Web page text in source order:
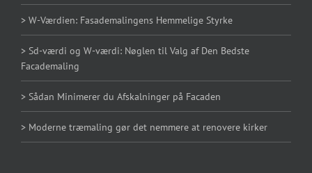
> W-Værdien: Fasademalingens Hemmelige Styrke
> Sd-værdi og W-værdi: Nøglen til Valg af Den Bedste
Facademaling
> Sådan Minimerer du Afskalninger på Facaden
> Moderne træmaling gør det nemmere at renovere kirker